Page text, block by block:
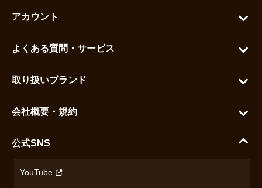
アカウント
お気に入りを見る
よくある質問・サービス
ご利用ガイド
配送・送料について
ハラダの保証とアフターサービス
取り扱いブランド
セイコー
カシオ
ミナセ
会社概要・規約
沿革
公式SNS
YouTube